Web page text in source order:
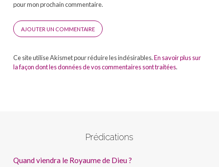
pour mon prochain commentaire.
Ce site utilise Akismet pour réduire les indésirables.En savoir plus sur
la façon dont les données de vos commentaires sont traitées.
Prédications
Quand viendra le Royaume de Dieu ?